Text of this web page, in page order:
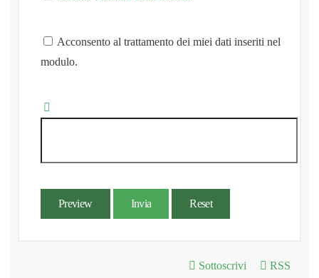
Acconsento al trattamento dei miei dati inseriti nel
modulo.
Preview Invia Reset
Sottoscrivi RSS